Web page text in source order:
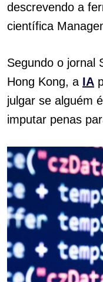
descrevendo a
científica
Segundo o jornal
Hong Kong, a IA
julgar se alguém
imputar penas